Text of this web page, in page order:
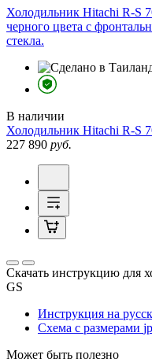
Холодильник Hitachi R-S
черного цвета c
стекла.
В наличии
Холодильник Hitachi R-S
227 890 руб.
Скачать инструкцию для
GS
Инструкция на
Схема с размерами
Может быть полезно